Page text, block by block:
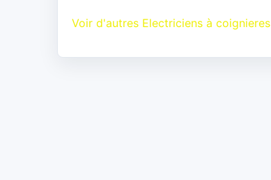
Voir d'autres Electriciens à coignieres